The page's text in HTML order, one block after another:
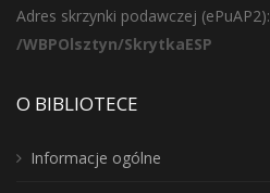
Adres skrzynki podawczej (ePuAP2):
/WBPOlsztyn/SkrytkaESP
O BIBLIOTECE
Informacje ogólne